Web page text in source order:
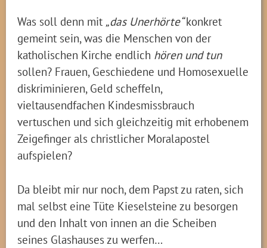
Was soll denn mit „das Unerhörte“konkret
gemeint sein, was die Menschen von der
katholischen Kirche endlich hören und tun
sollen? Frauen, Geschiedene und Homosexuelle
diskriminieren, Geld scheffeln,
vieltausendfachen Kindesmissbrauch
vertuschen und sich gleichzeitig mit erhobenem
Zeigefinger als christlicher Moralapostel
aufspielen?
Da bleibt mir nur noch, dem Papst zu raten, sich
mal selbst eine Tüte Kieselsteine zu besorgen
und den Inhalt von innen an die Scheiben
seines Glashauses zu werfen…